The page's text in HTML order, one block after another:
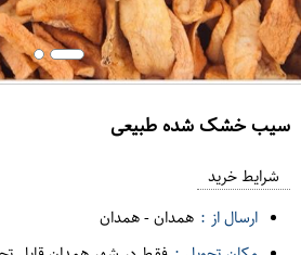
سیب خشک شده طبیعی
ه
شرایط خرید
ارسال از : همدان-همدان